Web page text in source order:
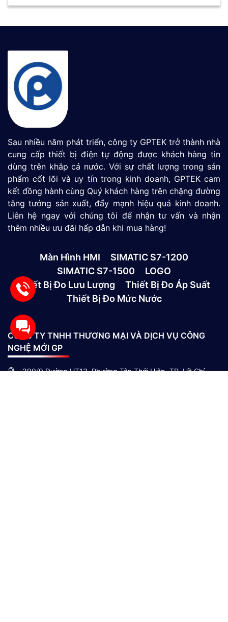
Sau nhiều năm phát triển, công ty GPTEK trở thành nhà
cung cấp thiết bị điện tự động được khách hàng tin
dùng trên khắp cả nước. Với sự chất lượng trong sản
phẩm cốt lõi và uy tín trong kinh doanh, GPTEK cam
kết đồng hành cùng Quý khách hàng trên chặng đường
tăng tưởng sản xuất, đẩy mạnh hiệu quả kinh doanh.
Liên hệ ngay với chúng tôi để nhận tư vấn và nhận
thêm nhiều ưu đãi hấp dẫn khi mua hàng!
Màn Hình HMI
SIMATIC S7-1200
SIMATIC S7-1500
LOGO
Thiết Bị Đo Lưu Lượng
Thiết Bị Đo Áp Suất
Thiết Bị Đo Mức Nước
CÔNG TY TNHH THƯƠNG MẠI VÀ DỊCH VỤ CÔNG
NGHỆ MỚI GP
390/9 Đường HT13, Phường Tân Thới Hiệp, TP. Hồ Chí